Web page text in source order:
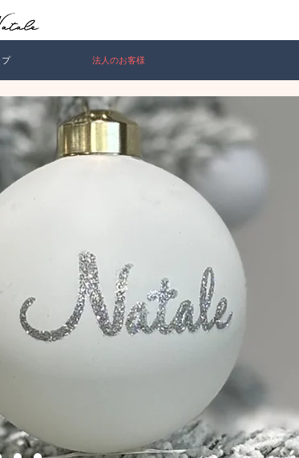
法人のお客様